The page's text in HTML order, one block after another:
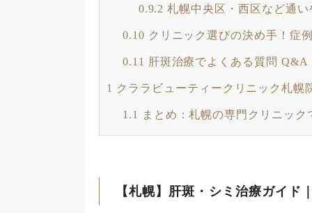
0.9.2 札幌中央区・西区など通
0.10 クリニック選びの決め手！症
0.11 肝斑治療でよくある質問 Q&A
1 クララビューティークリニック札幌
1.1 まとめ：札幌の専門クリニッ
【札幌】肝斑・シミ治療ガイ